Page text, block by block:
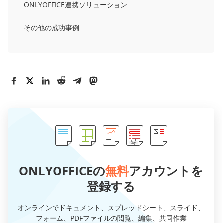
ONLYOFFICE連携ソリューション
その他の成功事例
ONLYOFFICEの無料アカウントを
登録する
オンラインでドキュメント、スプレッドシート、スライド、
フォーム、PDFファイルの閲覧、編集、共同作業